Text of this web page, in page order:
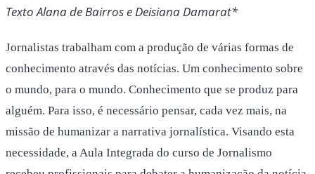
Texto Alana de Bairros e Deisiana Damarat*
Jornalistas trabalham com a produção de várias formas de
conhecimento através das notícias. Um conhecimento sobre
o mundo, para o mundo. Conhecimento que se produz para
alguém. Para isso, é necessário pensar, cada vez mais, na
missão de humanizar a narrativa jornalística. Visando esta
necessidade, a Aula Integrada do curso de Jornalismo